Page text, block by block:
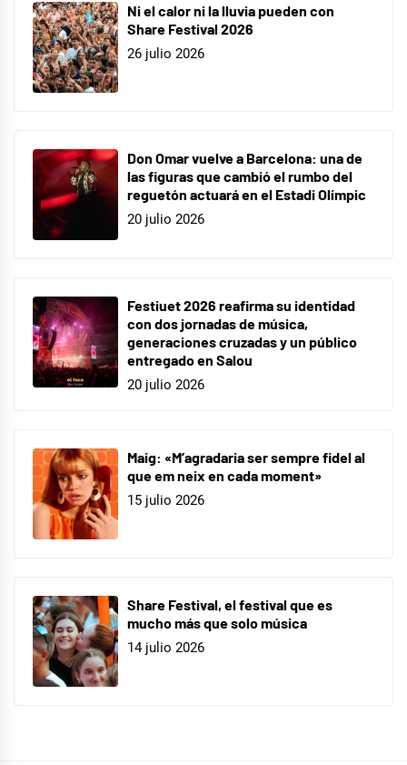
Ni el calor ni la lluvia pueden con
Share Festival 2026
26 julio 2026
Don Omar vuelve a Barcelona: una de
las figuras que cambió el rumbo del
reguetón actuará en el Estadi Olímpic
20 julio 2026
Festiuet 2026 reafirma su identidad
con dos jornadas de música,
generaciones cruzadas y un público
entregado en Salou
20 julio 2026
Maig: «M’agradaria ser sempre fidel al
que em neix en cada moment»
15 julio 2026
Share Festival, el festival que es
mucho más que solo música
14 julio 2026